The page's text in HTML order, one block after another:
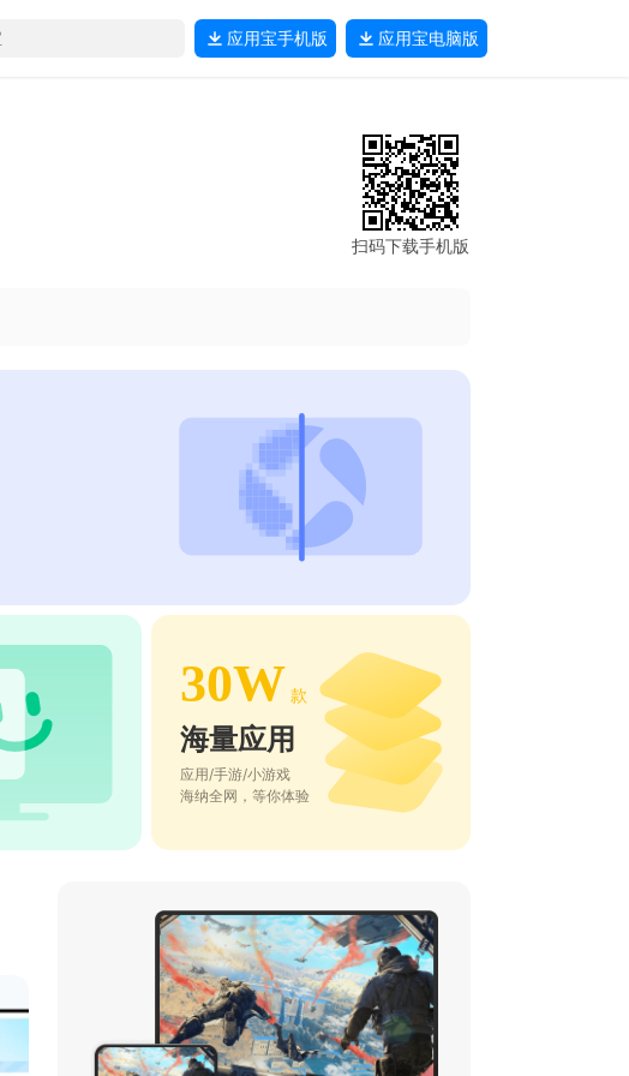
应用宝手机版 应用宝电脑版
扫码下载手机版
30W 款
海量应用
应用/手游/小游戏
海纳全网，等你体验